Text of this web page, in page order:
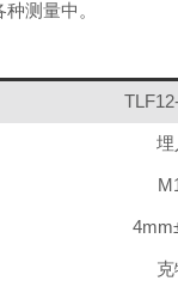
测量中。
埋